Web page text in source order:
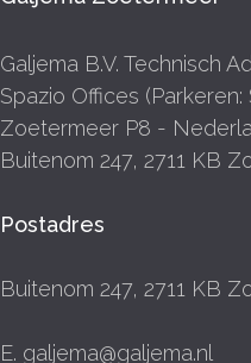
Galjema B.V. Technisch
Spazio Offices (Parkeren:
Zoetermeer P8 -
Buitenom 247, 2711 KB
Postadres
Buitenom 247, 2711 KB
E. galjema@galjema.nl